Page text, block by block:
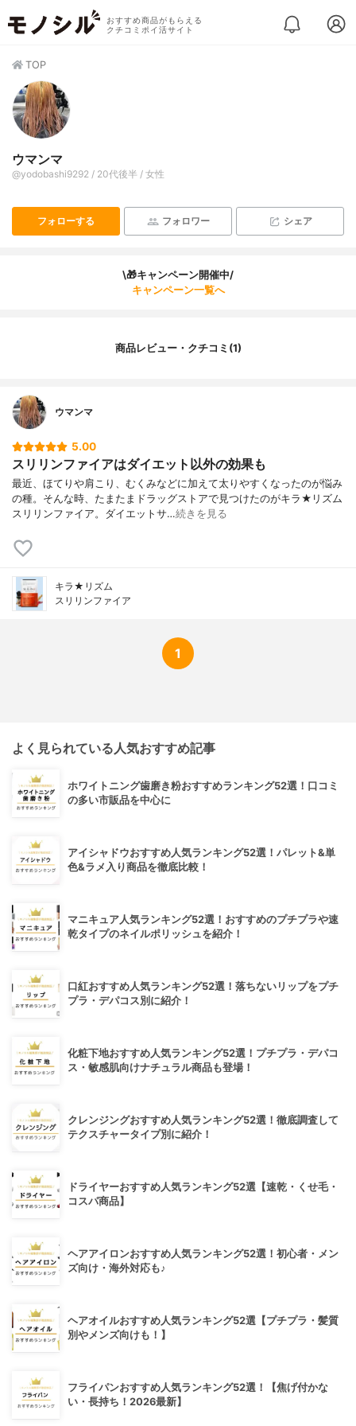
おすすめ商品がもらえる
クチコミポイ活サイト
TOP
ウマンマ
@yodobashi9292 / 20代後半 / 女性
フォローする フォロワー シェア
\🎁キャンペーン開催中/
キャンペーン一覧へ
商品レビュー・クチコミ(1)
ウマンマ
5.00
スリリンファイアはダイエット以外の効果も
最近、ほてりや肩こり、むくみなどに加えて太りやすくなったのが悩み
の種。そんな時、たまたまドラッグストアで見つけたのがキラ★リズム
スリリンファイア。ダイエットサ…続きを見る
キラ★リズム
スリリンファイア
1
よく見られている人気おすすめ記事
ホワイトニング歯磨き粉おすすめランキング52選！口コミ
の多い市販品を中心に
アイシャドウおすすめ人気ランキング52選！パレット&単
色&ラメ入り商品を徹底比較！
マニキュア人気ランキング52選！おすすめのプチプラや速
乾タイプのネイルポリッシュを紹介！
口紅おすすめ人気ランキング52選！落ちないリップをプチ
プラ・デパコス別に紹介！
化粧下地おすすめ人気ランキング52選！プチプラ・デパコ
ス・敏感肌向けナチュラル商品も登場！
クレンジングおすすめ人気ランキング52選！徹底調査して
テクスチャータイプ別に紹介！
ドライヤーおすすめ人気ランキング52選【速乾・くせ毛・
コスパ商品】
ヘアアイロンおすすめ人気ランキング52選！初心者・メン
ズ向け・海外対応も♪
ヘアオイルおすすめ人気ランキング52選【プチプラ・髪質
別やメンズ向けも！】
フライパンおすすめ人気ランキング52選！【焦げ付かな
い・長持ち！2026最新】